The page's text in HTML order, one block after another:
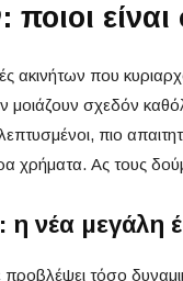
ποιοι
ακινήτων που
μοιάζουν σχεδόν
πιο
χρήματα. Ας τους
η νέα μεγάλη
προβλέψει τόσο